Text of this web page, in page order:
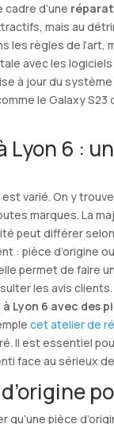
d’une
mais au
les règles de
avec les
à jour du
le Galaxy
6 :
varié. On y
marques. La
peut différer
: pièce d’origine
permet de faire
les avis
Lyon 6 avec des
cet atelier de
Il est essentiel
face au sérieux de
pièce